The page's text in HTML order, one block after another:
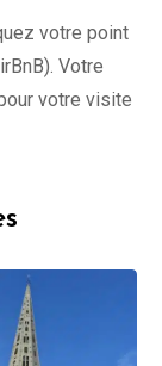
votre point
Votre
votre visite